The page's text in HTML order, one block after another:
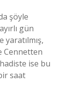
şöyle
gün
Cennetten
ise bu
saat